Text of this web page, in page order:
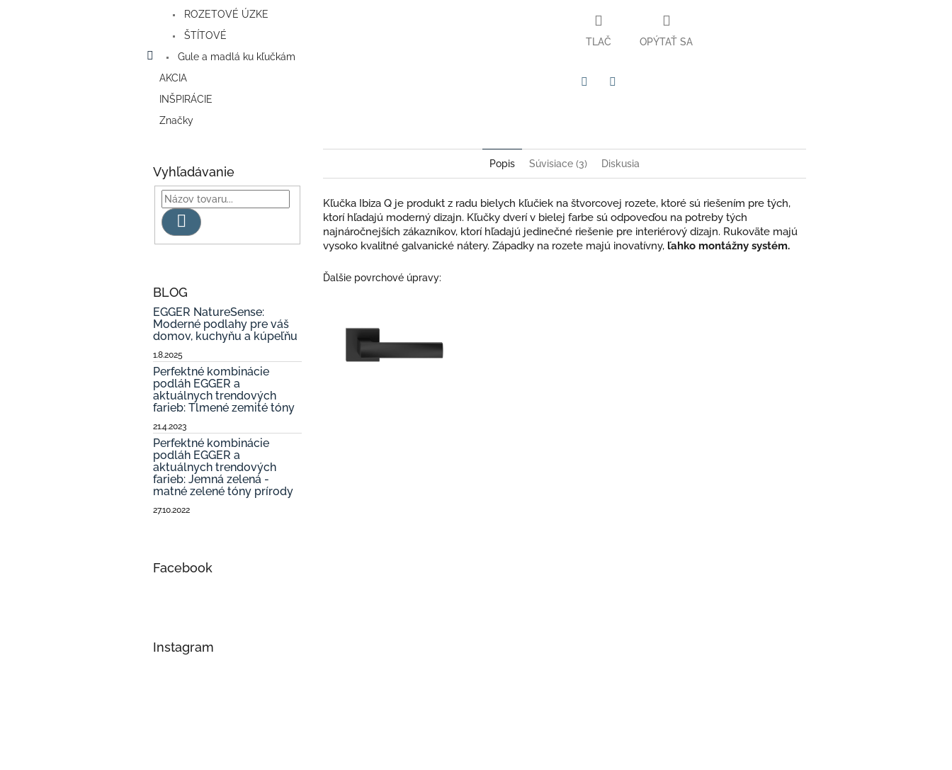
ROZETOVÉ ÚZKE
ŠTÍTOVÉ
Gule a madlá ku kľučkám
AKCIA
INŠPIRÁCIE
Značky
Vyhľadávanie
Hľadať
BLOG
EGGER NatureSense:
Moderné podlahy pre váš
domov, kuchyňu a kúpeľňu
1.8.2025
Perfektné kombinácie
podláh EGGER a
aktuálnych trendových
farieb: Tlmené zemité tóny
21.4.2023
Perfektné kombinácie
podláh EGGER a
aktuálnych trendových
farieb: Jemná zelená -
matné zelené tóny prírody
27.10.2022
Facebook
Instagram
TLAČ OPÝTAŤ SA
Popis Súvisiace (3) Diskusia
Kľučka Ibiza Q je produkt z radu bielych kľučiek na štvorcovej rozete, ktoré sú riešením pre tých,
ktorí hľadajú moderný dizajn. Kľučky dverí v bielej farbe sú odpoveďou na potreby tých
najnáročnejších zákazníkov, ktorí hľadajú jedinečné riešenie pre interiérový dizajn. Rukoväte majú
vysoko kvalitné galvanické nátery. Západky na rozete majú inovatívny, ľahko montážny systém.
Ďalšie povrchové úpravy: